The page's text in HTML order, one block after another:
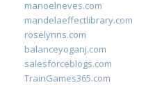
manoelneves.com
mandelaeffectlibrary.com
roselynns.com
balanceyoganj.com
salesforceblogs.com
TrainGames365.com